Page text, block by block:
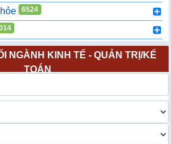
6524
NGÀNH KINH TẾ - QUẢN TRỊ/KẾ
TOÁN